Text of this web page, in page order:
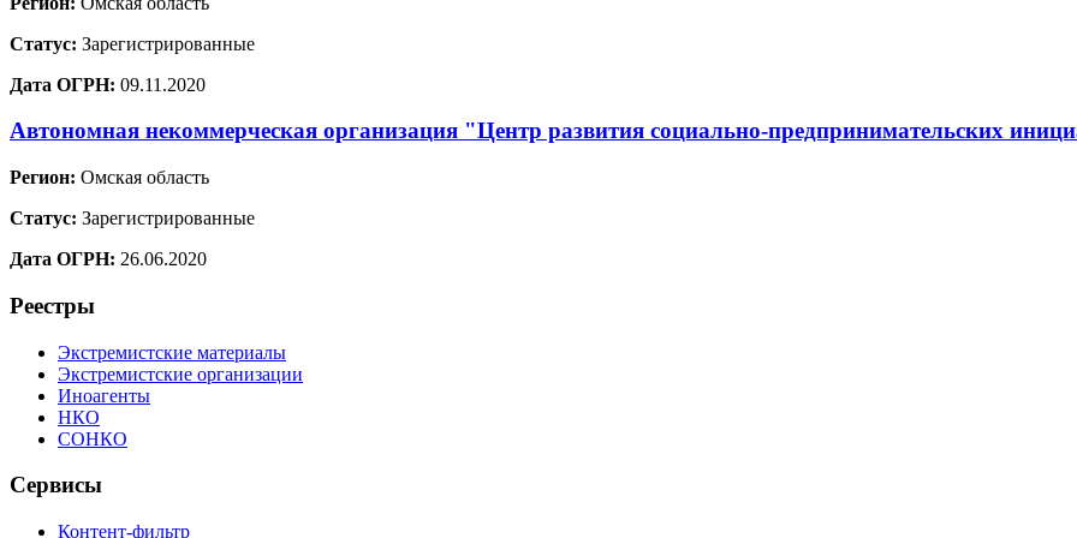
Статус: Зарегистрированные
Дата ОГРН: 09.11.2020
Автономная некоммерческая организация "Центр развития социально-предпринимательских
Регион: Омская область
Статус: Зарегистрированные
Дата ОГРН: 26.06.2020
Реестры
Экстремистские материалы
Экстремистские организации
Иноагенты
НКО
СОНКО
Сервисы
Контент-фильтр